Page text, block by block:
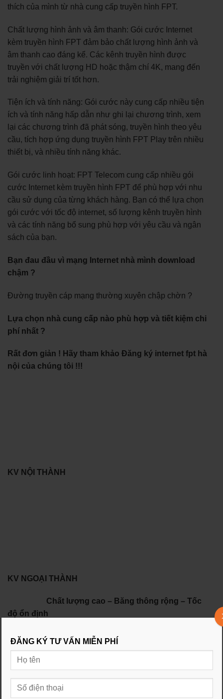
thích của mình từ nhà cung cấp truyền hình FPT.
Chất lượng hình ảnh và âm thanh: Gói cước Internet
kèm truyền hình FPT đảm bảo chất lượng hình ảnh và
âm thanh cao đáng kể. Các kênh truyền hình được
truyền với chất lượng HD hoặc thậm chí 4K, mang đến
trải nghiệm giải trí tốt hơn.
Tiện ích và tính năng: Gói cước này cung cấp nhiều tiện
ích và tính năng hấp dẫn như ghi lại chương trình, xem
lại các chương trình đã phát sóng, truyền hình theo yêu
cầu, tích hợp ứng dụng truyền hình FPT Play trên nhiều
thiết bị, và nhiều tính năng khác.
Gói cước linh hoạt: FPT Telecom cung cấp nhiều gói
cước Internet kèm truyền hình FPT để phù hợp với nhu
cầu sử dụng của từng khách hàng. Bạn có thể lựa chọn
gói cước với tốc độ internet, số lượng kênh truyền hình
và các tính năng bổ sung phù hợp với yêu cầu và ngân
sách của bạn.
Bạn đau đầu vì mạng Internet nhà mình download
chậm ?
Đường truyền cáp mạng thường xuyên chập chờn ?
Lựa chọn nhà cung cấp nào phù hợp và tiết kiệm chi
phí nhất ?
Rất đơn giản ! Hãy tham khảo Đăng ký internet fpt hà
nội của chúng tôi !!!
KV NỘI THÀNH
KV NGOẠI THÀNH
Chất lượng cao – Băng thông rộng – Tốc
độ ổn định
CHẦN CHỜ GÌ NỮA, HÃY NHANH TAY ĐĂNG
KÝ ĐI NÀO !!!
HOTLINE NV TƯ
VẤN: 0931897767
Ưu điểm của nhà mạng FPT
ĐĂNG KÝ TƯ VẤN MIỄN PHÍ